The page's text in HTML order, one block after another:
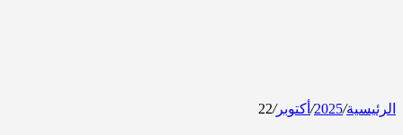
الرئيسية/
2025
/ أكتوبر/
22